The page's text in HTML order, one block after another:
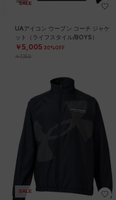
SALE
UAアイコン ウーブン コーチ ジャケ
ット（ライフスタイル/BOYS）
￥5,005 30%OFF
￥7,150
SALE